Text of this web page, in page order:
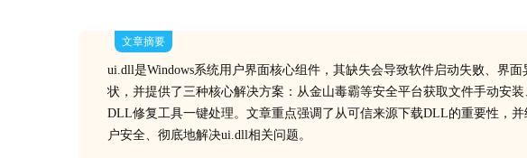
文章摘要
ui.dll是Windows系统用户界面核心组件，其缺失会导致软件启动失败、界
状，并提供了三种核心解决方案：从金山毒霸等安全平台获取文件手动安
DLL修复工具一键处理。文章重点强调了从可信来源下载DLL的重要性，
户安全、彻底地解决ui.dll相关问题。